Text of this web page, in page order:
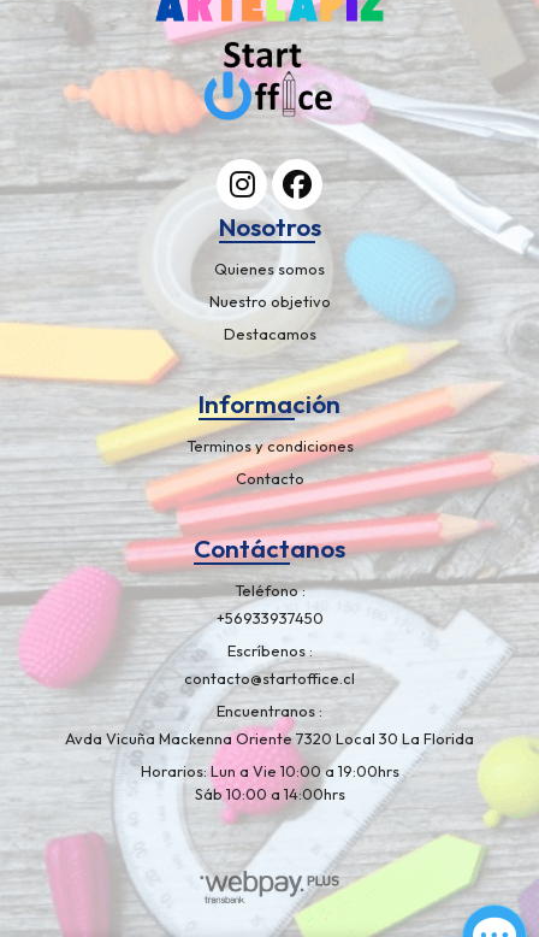
Nosotros
Quienes somos
Nuestro objetivo
Destacamos
Información
Terminos y condiciones
Contacto
Contáctanos
Teléfono
+56933937450
Escríbenos
contacto@startoffice.cl
Encuentranos
Avda Vicuña Mackenna Oriente 7320 Local 30 La Florida
Horarios: Lun a Vie 10:00 a 19:00hrs
Sáb 10:00 a 14:00hrs